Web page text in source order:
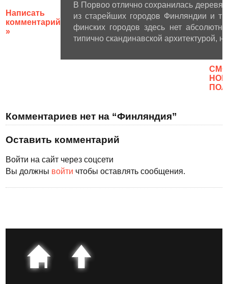
Написать
комментарий
»
В Порвоо отлично сохранилась
из старейших городов Финляндии и
финских городов здесь нет
типично скандинавской
Комментариев нет на “Финляндия”
Оставить комментарий
Войти на сайт через соцсети
Вы должны войти чтобы оставлять сообщения.